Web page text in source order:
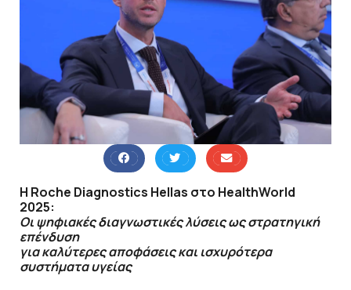
Η Roche Diagnostics Hellas στο HealthWorld
2025:
Οι ψηφιακές διαγνωστικές λύσεις ως στρατηγική
επένδυση
για καλύτερες αποφάσεις και ισχυρότερα
συστήματα υγείας